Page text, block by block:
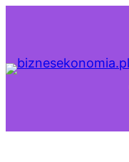
treści